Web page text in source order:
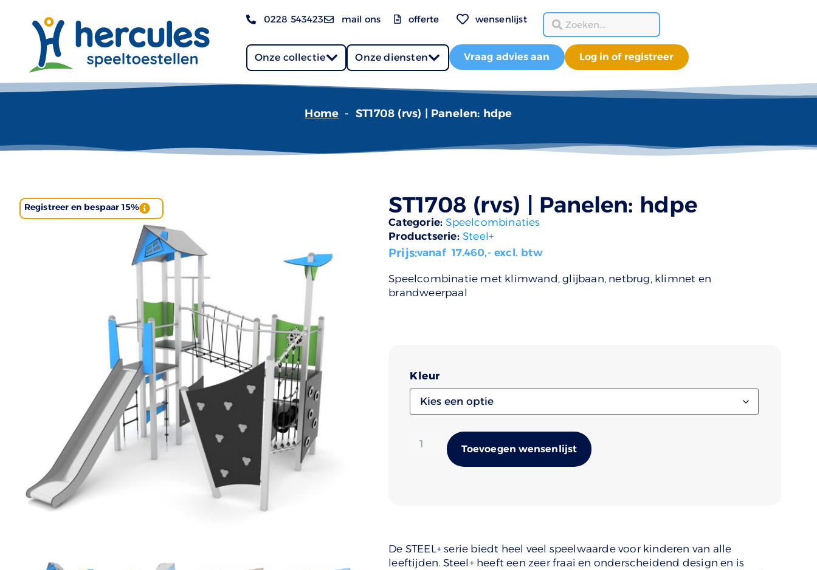
0228 543423 mail ons offerte wensenlijst
Onze collectie Onze diensten Vraag advies aan Log in of registreer
Home - ST1708 (rvs) | Panelen: hdpe
Registreer en bespaar 15% ST1708 (rvs) | Panelen: hdpe
Categorie:Speelcombinaties
Productserie:Steel+
Prijs:vanaf 17.460,- excl. btw
Speelcombinatie met klimwand, glijbaan, netbrug, klimnet en
brandweerpaal
Kleur
Toevoegen wensenlijst
De STEEL+ serie biedt heel veel speelwaarde voor kinderen van alle
leeftijden. Steel+ heeft een zeer fraai en onderscheidend design en is